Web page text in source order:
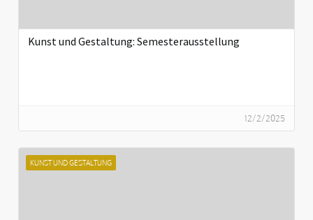
Kunst und Gestaltung: Semesterausstellung
12/2/2025
KUNST UND GESTALTUNG